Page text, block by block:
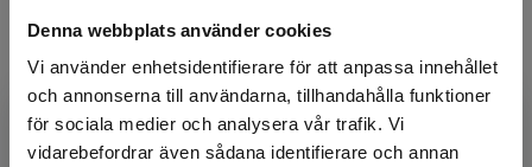
Denna webbplats använder cookies
Vi använder enhetsidentifierare för att anpassa innehållet
och annonserna till användarna, tillhandahålla funktioner
för sociala medier och analysera vår trafik. Vi
vidarebefordrar även sådana identifierare och annan
Begränsad fraktregion
Olle Engstrand är professor i fonetik vid
Institutionen för lingvistik, Stockholms
universitetet. Han har tidigare varit verksam
vid lingvistikinst...